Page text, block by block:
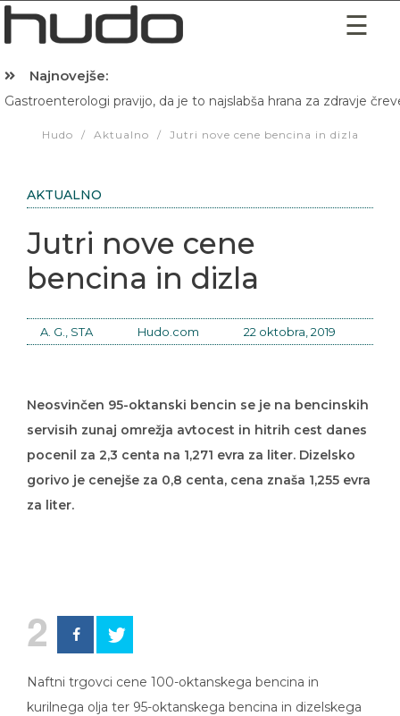
Najnovejše:
Gastroenterologi pravijo, da je to najslabša hrana za zdravje
Hudo / Aktualno / Jutri nove cene bencina in dizla
AKTUALNO
Jutri nove cene
bencina in dizla
A. G., STA Hudo.com 22 oktobra, 2019
Neosvinčen 95-oktanski bencin se je na bencinskih
servisih zunaj omrežja avtocest in hitrih cest danes
pocenil za 2,3 centa na 1,271 evra za liter. Dizelsko
gorivo je cenejše za 0,8 centa, cena znaša 1,255 evra
za liter.
2
Naftni trgovci cene 100-oktanskega bencina in
kurilnega olja ter 95-oktanskega bencina in dizelskega